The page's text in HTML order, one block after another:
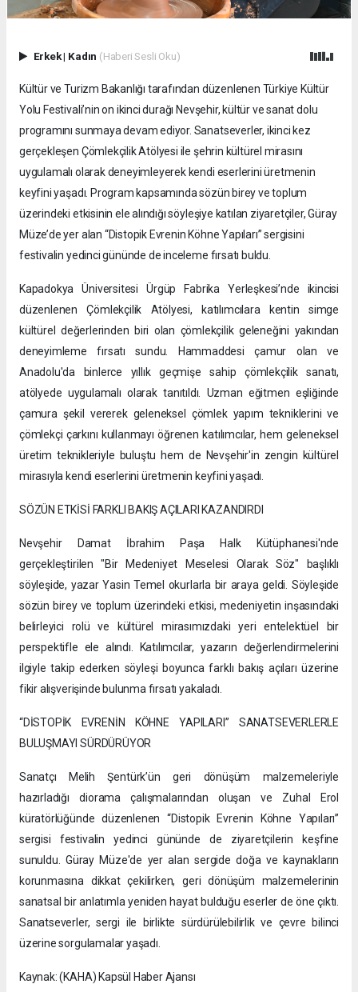
Erkek| Kadın (Haberi Sesli Oku)
Kültür ve Turizm Bakanlığı tarafından düzenlenen Türkiye Kültür
Yolu Festivali’nin on ikinci durağı Nevşehir, kültür ve sanat dolu
programını sunmaya devam ediyor. Sanatseverler, ikinci kez
gerçekleşen Çömlekçilik Atölyesi ile şehrin kültürel mirasını
uygulamalı olarak deneyimleyerek kendi eserlerini üretmenin
keyfini yaşadı. Program kapsamında sözün birey ve toplum
üzerindeki etkisinin ele alındığı söyleşiye katılan ziyaretçiler, Güray
Müze’de yer alan “Distopik Evrenin Köhne Yapıları” sergisini
festivalin yedinci gününde de inceleme fırsatı buldu.
Kapadokya Üniversitesi Ürgüp Fabrika Yerleşkesi’nde ikincisi
düzenlenen Çömlekçilik Atölyesi, katılımcılara kentin simge
kültürel değerlerinden biri olan çömlekçilik geleneğini yakından
deneyimleme fırsatı sundu. Hammaddesi çamur olan ve
Anadolu'da binlerce yıllık geçmişe sahip çömlekçilik sanatı,
atölyede uygulamalı olarak tanıtıldı. Uzman eğitmen eşliğinde
çamura şekil vererek geleneksel çömlek yapım tekniklerini ve
çömlekçi çarkını kullanmayı öğrenen katılımcılar, hem geleneksel
üretim teknikleriyle buluştu hem de Nevşehir'in zengin kültürel
mirasıyla kendi eserlerini üretmenin keyfini yaşadı.
SÖZÜN ETKİSİ FARKLI BAKIŞ AÇILARI KAZANDIRDI
Nevşehir Damat İbrahim Paşa Halk Kütüphanesi'nde
gerçekleştirilen "Bir Medeniyet Meselesi Olarak Söz" başlıklı
söyleşide, yazar Yasin Temel okurlarla bir araya geldi. Söyleşide
sözün birey ve toplum üzerindeki etkisi, medeniyetin inşasındaki
belirleyici rolü ve kültürel mirasımızdaki yeri entelektüel bir
perspektifle ele alındı. Katılımcılar, yazarın değerlendirmelerini
ilgiyle takip ederken söyleşi boyunca farklı bakış açıları üzerine
fikir alışverişinde bulunma fırsatı yakaladı.
“DİSTOPİK EVRENİN KÖHNE YAPILARI” SANATSEVERLERLE
BULUŞMAYI SÜRDÜRÜYOR
Sanatçı Melih Şentürk’ün geri dönüşüm malzemeleriyle
hazırladığı diorama çalışmalarından oluşan ve Zuhal Erol
küratörlüğünde düzenlenen “Distopik Evrenin Köhne Yapıları”
sergisi festivalin yedinci gününde de ziyaretçilerin keşfine
sunuldu. Güray Müze'de yer alan sergide doğa ve kaynakların
korunmasına dikkat çekilirken, geri dönüşüm malzemelerinin
sanatsal bir anlatımla yeniden hayat bulduğu eserler de öne çıktı.
Sanatseverler, sergi ile birlikte sürdürülebilirlik ve çevre bilinci
üzerine sorgulamalar yaşadı.
Kaynak: (KAHA) Kapsül Haber Ajansı